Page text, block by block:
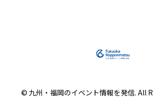
© 九州・福岡のイベント情報を発信. All